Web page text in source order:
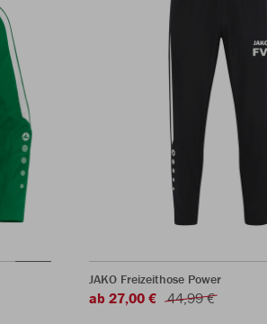
JAKO Freizeithose Power
ab 27,00 € 44,99 €